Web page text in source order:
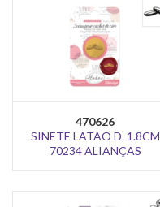
470626
SINETE LATAO D. 1.8CM
70234 ALIANÇAS